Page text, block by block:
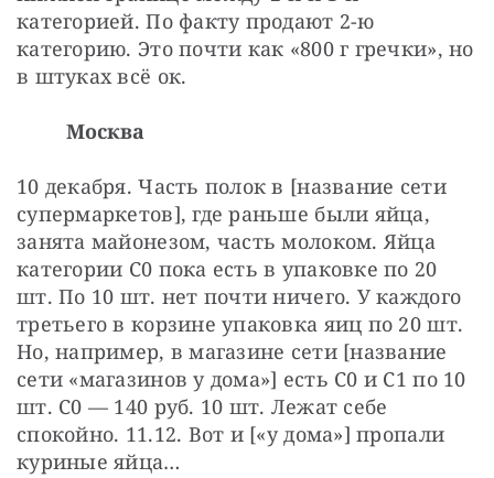
категорией. По факту продают 2-ю
категорию. Это почти как «800 г гречки», но
в штуках всё ок.
Москва
10 декабря. Часть полок в [название сети
супермаркетов], где раньше были яйца,
занята майонезом, часть молоком. Яйца
категории С0 пока есть в упаковке по 20
шт. По 10 шт. нет почти ничего. У каждого
третьего в корзине упаковка яиц по 20 шт.
Но, например, в магазине сети [название
сети «магазинов у дома»] есть С0 и С1 по 10
шт. С0 — 140 руб. 10 шт. Лежат себе
спокойно. 11.12. Вот и [«у дома»] пропали
куриные яйца…